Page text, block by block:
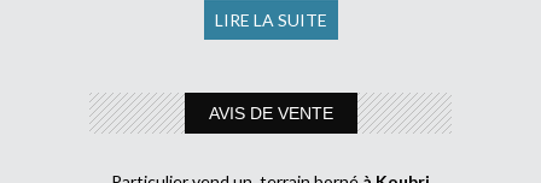
LIRE LA SUITE
AVIS DE VENTE